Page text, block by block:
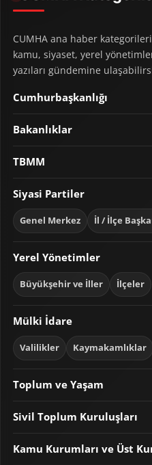
CUMHA ana haber
kamu, siyaset, yerel
yazıları gündemine
Cumhurbaşkanlığı
Bakanlıklar
TBMM
Siyasi Partiler
Genel Merkez İl / İlçe
Yerel Yönetimler
Büyükşehir ve İller İlçeler
Mülki İdare
Valilikler Kaymakamlıklar
Toplum ve Yaşam
Sivil Toplum Kuruluşları
Kamu Kurumları ve Üst